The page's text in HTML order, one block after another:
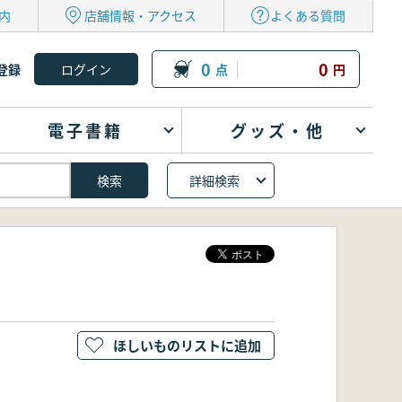
店舗情報・アクセス よくある質問
録 0 点 0 円
電子書籍 グッズ・他
詳細検索
ほしいものリストに追加